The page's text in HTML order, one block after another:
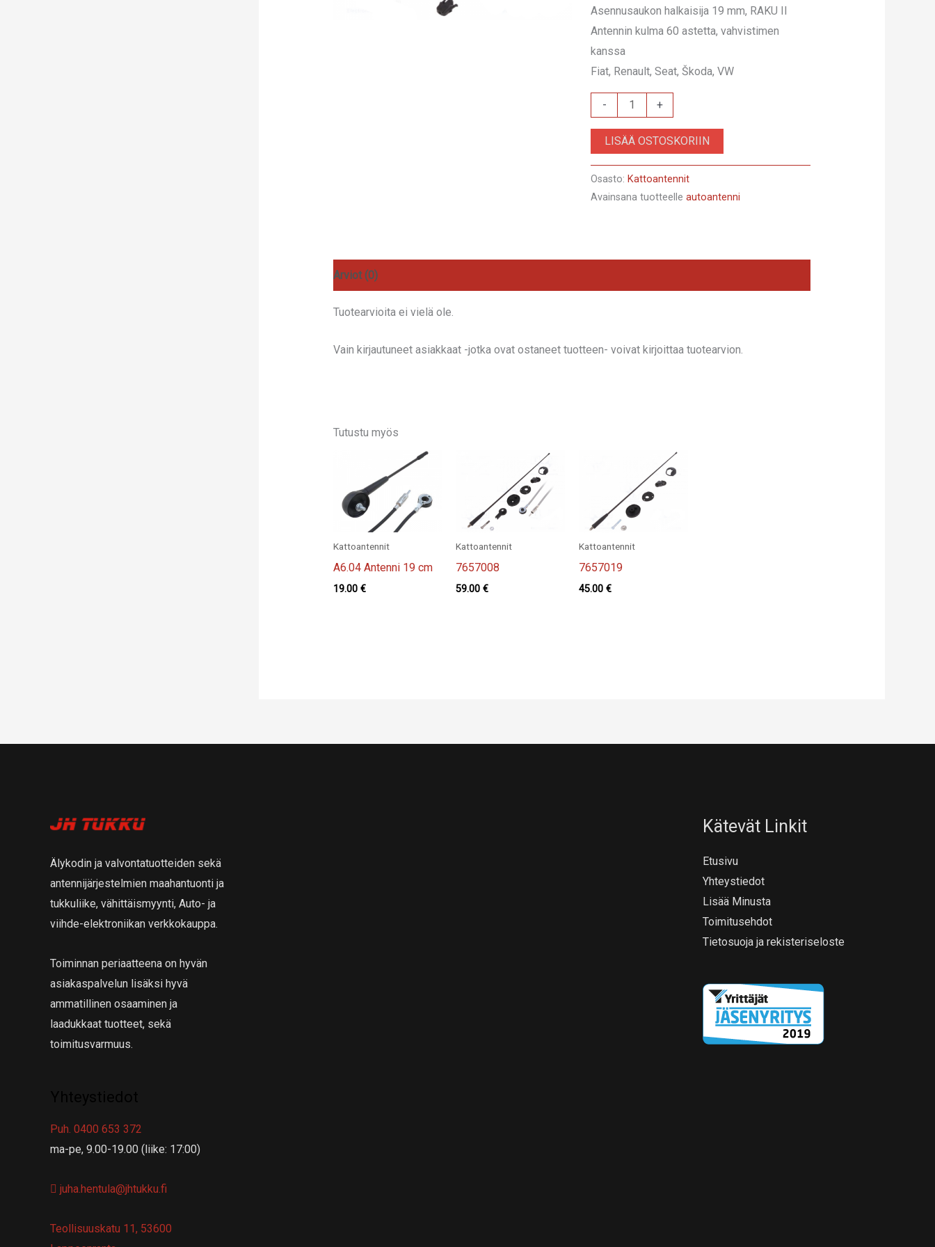
Asennusaukon halkaisija 19 mm, RAKU II
Antennin kulma 60 astetta, vahvistimen
kanssa
Fiat, Renault, Seat, Škoda, VW
-
7677924
määrä
+
LISÄÄ OSTOSKORIIN
Osasto: Kattoantennit
Avainsana tuotteelleautoantenni
Arviot (0)
Tuotearvioita ei vielä ole.
Vain kirjautuneet asiakkaat -jotka ovat ostaneet tuotteen- voivat kirjoittaa tuotearvion.
Tutustu myös
Kattoantennit
A6.04 Antenni 19 cm
19.00 €
Kattoantennit
7657008
59.00€
Kattoantennit
7657019
45.00 €
Älykodin ja valvontatuotteiden sekä
antennijärjestelmien maahantuonti ja
tukkuliike, vähittäismyynti, Auto- ja
viihde-elektroniikan verkkokauppa.
Toiminnan periaatteena on hyvän
asiakaspalvelun lisäksi hyvä
ammatillinen osaaminen ja
laadukkaat tuotteet, sekä
toimitusvarmuus.
Puh. 0400 653 372
ma-pe, 9.00-19.00 (liike: 17:00)
juha.hentula@jhtukku.fi
Teollisuuskatu 11, 53600
Kätevät Linkit
Etusivu
Yhteystiedot
Lisää Minusta
Toimitusehdot
Tietosuoja ja rekisteriseloste